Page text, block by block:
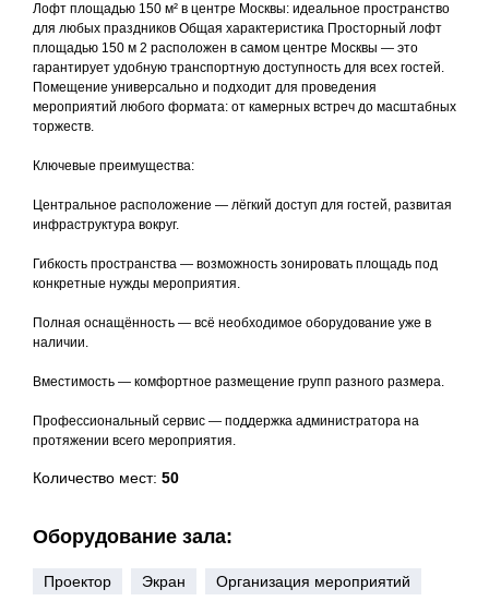
Лофт площадью 150 м² в центре Москвы: идеальное пространство
для любых праздников Общая характеристика Просторный лофт
площадью 150 м 2 расположен в самом центре Москвы — это
гарантирует удобную транспортную доступность для всех гостей.
Помещение универсально и подходит для проведения
мероприятий любого формата: от камерных встреч до масштабных
торжеств.
Ключевые преимущества:
Центральное расположение — лёгкий доступ для гостей, развитая
инфраструктура вокруг.
Гибкость пространства — возможность зонировать площадь под
конкретные нужды мероприятия.
Полная оснащённость — всё необходимое оборудование уже в
наличии.
Вместимость — комфортное размещение групп разного размера.
Профессиональный сервис — поддержка администратора на
протяжении всего мероприятия.
Количество мест: 50
Оборудование зала:
Проектор Экран
Организация мероприятий